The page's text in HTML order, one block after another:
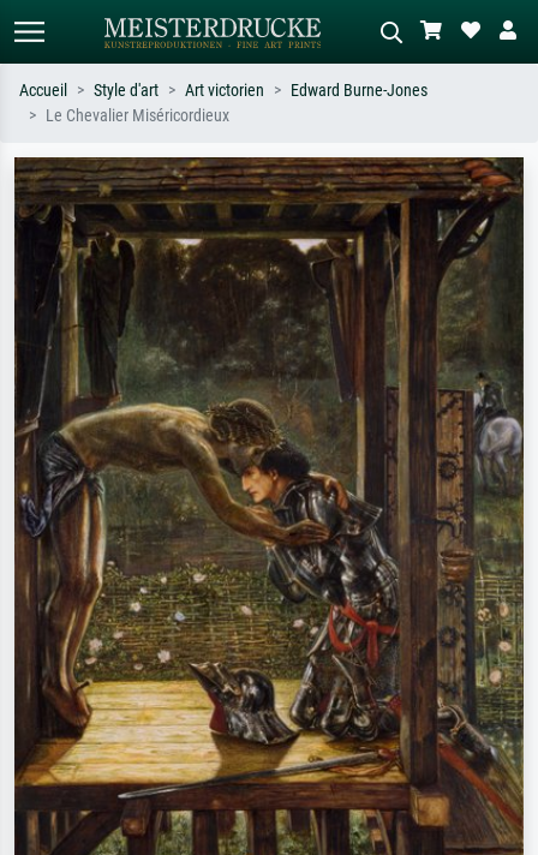
Recherchez par artiste, titre ou style –
ex. Monet, Nuit étoilée,
impressionnisme, vague de Hokusai,
nu.
Décrivez la scène – ex. prairie verte,
abstrait avec beaucoup de rouge,
tableau sombre, nu debout près d'un
arbre.
Accueil Style d'art Art victorien
Edward Burne-Jones
Le Chevalier Miséricordieux